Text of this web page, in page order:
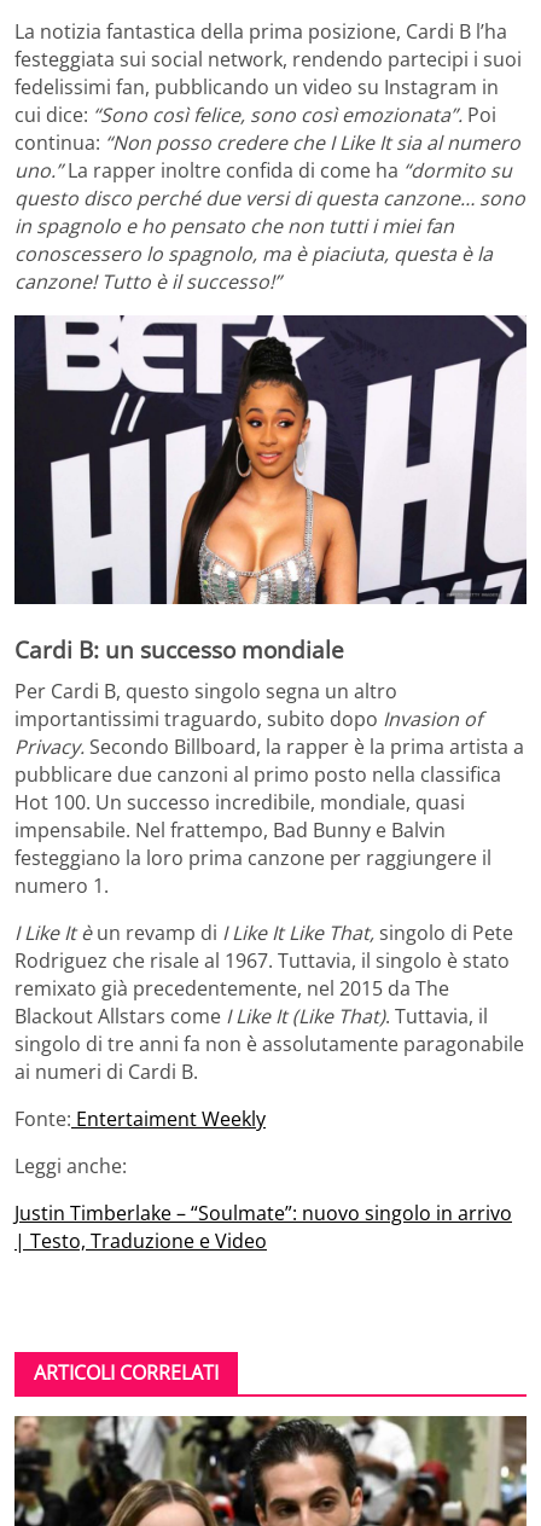
La notizia fantastica della prima posizione, Cardi B l’ha
festeggiata sui social network, rendendo partecipi i suoi
fedelissimi fan, pubblicando un video su Instagram in
cui dice: “Sono così felice, sono così emozionata”. Poi
continua: “Non posso credere che I Like It sia al numero
uno.”La rapper inoltre confida di come ha “dormito su
questo disco perché due versi di questa canzone… sono
in spagnolo e ho pensato che non tutti i miei fan
conoscessero lo spagnolo, ma è piaciuta, questa è la
canzone! Tutto è il successo!”
Cardi B: un successo mondiale
Per Cardi B, questo singolo segna un altro
importantissimi traguardo, subito dopo Invasion of
Privacy.Secondo Billboard, la rapper è la prima artista a
pubblicare due canzoni al primo posto nella classifica
Hot 100. Un successo incredibile, mondiale, quasi
impensabile. Nel frattempo, Bad Bunny e Balvin
festeggiano la loro prima canzone per raggiungere il
numero 1.
I Like It èun revamp di I Like It Like That,singolo di Pete
Rodriguez che risale al 1967. Tuttavia, il singolo è stato
remixato già precedentemente, nel 2015 da The
Blackout Allstars come I Like It (Like That). Tuttavia, il
singolo di tre anni fa non è assolutamente paragonabile
ai numeri di Cardi B.
Fonte: Entertaiment Weekly
Leggi anche:
Justin Timberlake – “Soulmate”: nuovo singolo in arrivo
| Testo, Traduzione e Video
ARTICOLI CORRELATI